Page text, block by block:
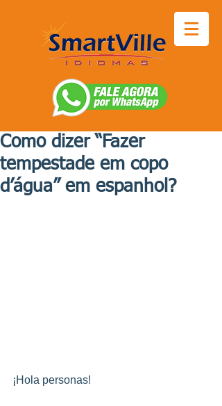
Como dizer “Fazer
tempestade em copo
d’água” em espanhol?
¡Hola personas!